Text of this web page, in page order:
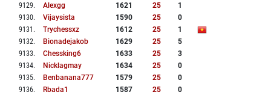
9129. Alexgg 1621 25
1
9130. Vijaysista 1590 25
0
9131 . Trychessxz 1612 25
1
9132. Bionadejakob 1629 25
5
9133. Chessking6 1633 25
3
9134. Nicklagmay 1634 25
0
9135. Benbanana777 1579 25
0
9136. Rbada1 1587 25
0